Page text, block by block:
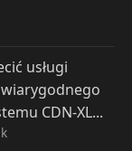
usługi
wiarygodnego
CDN-XL...